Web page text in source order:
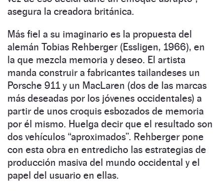
asegura la creadora británica.
Más fiel a su imaginario es la propuesta del
alemán Tobias Rehber­ger (Essligen, 1966), en
la que mezcla memoria y deseo. El artista
manda construir a fabricantes tailandeses un
Porsche 911 y un MacLaren (dos de las marcas
más deseadas por los jóvenes occidentales) a
partir de unos croquis esbozados de memoria
por él mismo. Huelga decir que el resultado son
dos vehículos “aproximados”. Rehberger pone
con esta obra en entredicho las estrategias de
producción masiva del mundo occidental y el
papel del usuario en ellas.